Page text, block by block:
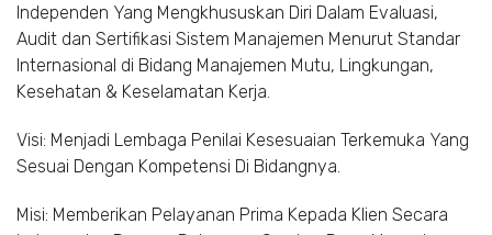
Independen Yang Mengkhususkan Diri Dalam Evaluasi,
Audit dan Sertifikasi Sistem Manajemen Menurut Standar
Internasional di Bidang Manajemen Mutu, Lingkungan,
Kesehatan & Keselamatan Kerja.
Visi: Menjadi Lembaga Penilai Kesesuaian Terkemuka Yang
Sesuai Dengan Kompetensi Di Bidangnya.
Misi: Memberikan Pelayanan Prima Kepada Klien Secara